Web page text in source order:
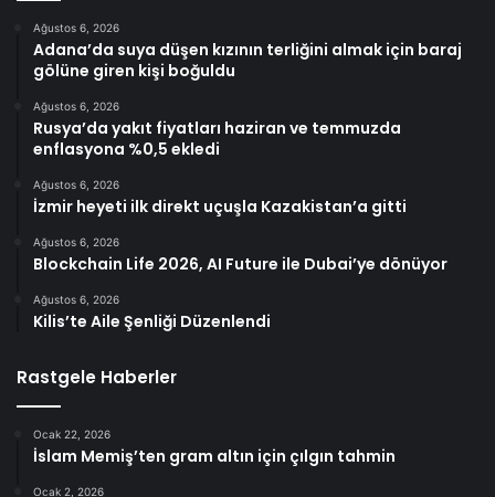
Ağustos 6, 2026
Adana’da suya düşen kızının terliğini almak için baraj
gölüne giren kişi boğuldu
Ağustos 6, 2026
Rusya’da yakıt fiyatları haziran ve temmuzda
enflasyona %0,5 ekledi
Ağustos 6, 2026
İzmir heyeti ilk direkt uçuşla Kazakistan’a gitti
Ağustos 6, 2026
Blockchain Life 2026, AI Future ile Dubai’ye dönüyor
Ağustos 6, 2026
Kilis’te Aile Şenliği Düzenlendi
Rastgele Haberler
Ocak 22, 2026
İslam Memiş’ten gram altın için çılgın tahmin
Ocak 2, 2026